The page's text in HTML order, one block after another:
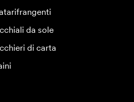
da sole
di carta